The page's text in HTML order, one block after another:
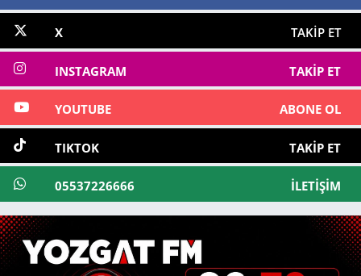
X TAKIP ET
INSTAGRAM TAKIP ET
YOUTUBE ABONE OL
TIKTOK TAKIP ET
05537226666 İLETIŞIM